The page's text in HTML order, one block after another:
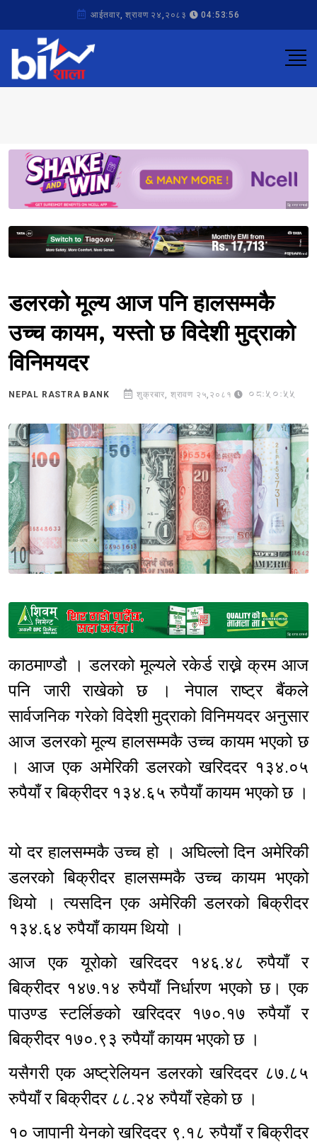
आईतवार, श्रावण २४,२०८३ 04:53:56
Sponsored
Sponsored
डलरको मूल्य आज पनि हालसम्मकै
उच्च कायम, यस्तो छ विदेशी मुद्राको
विनिमयदर
NEPAL RASTRA BANK शुक्रबार, श्रावण २५,२०८१ 08:50:55
Sponsored
काठमाण्डौ । डलरको मूल्यले रकेर्ड राख्ने क्रम आज
पनि जारी राखेको छ । नेपाल राष्ट्र बैंकले
सार्वजनिक गरेको विदेशी मुद्राको विनिमयदर अनुसार
आज डलरको मूल्य हालसम्मकै उच्च कायम भएको छ
। आज एक अमेरिकी डलरको खरिददर १३४.०५
रुपैयाँ र बिक्रीदर १३४.६५ रुपैयाँ कायम भएको छ ।
यो दर हालसम्मकै उच्च हो । अघिल्लो दिन अमेरिकी
डलरको बिक्रीदर हालसम्मकै उच्च कायम भएको
थियो । त्यसदिन एक अमेरिकी डलरको बिक्रीदर
१३४.६४ रुपैयाँ कायम थियो ।
आज एक यूरोको खरिददर १४६.४८ रुपैयाँ र
बिक्रीदर १४७.१४ रुपैयाँ निर्धारण भएको छ। एक
पाउण्ड स्टर्लिङको खरिददर १७०.१७ रुपैयाँ र
बिक्रीदर १७०.९३ रुपैयाँ कायम भएको छ ।
यसैगरी एक अष्ट्रेलियन डलरको खरिददर ८७.८५
रुपैयाँ र बिक्रीदर ८८.२४ रुपैयाँ रहेको छ ।
१० जापानी येनको खरिददर ९.१८ रुपैयाँ र बिक्रीदर